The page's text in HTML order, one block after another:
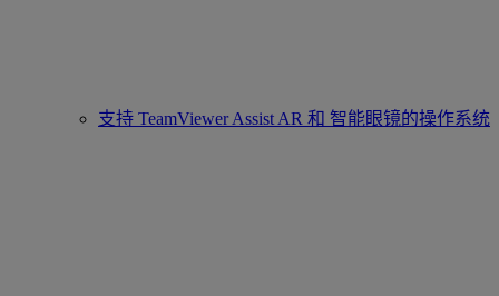
支持 TeamViewer Assist AR 和 智能眼镜的操作系统